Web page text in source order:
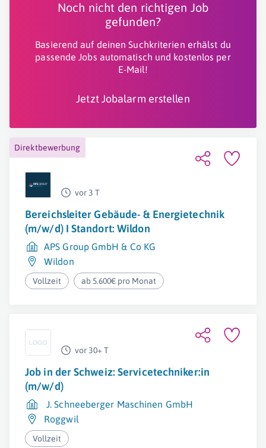
Noch nicht den richtigen Job
gefunden?
Basierend auf deinen Suchkriterien erhälst du
passende Jobs automatisch und kostenlos per
E-Mail!
Jetzt Jobalarm erstellen
Direktbewerbung
vor 3 T
Bereichsleiter Gebäude- & Energietechnik
(m/w/d) I Standort: Wildon
APS Group GmbH & Co KG
Wildon
Vollzeit ab 5.600€ pro Monat
vor 30+ T
Job in der Schweiz: Servicetechniker:in
(m/w/d)
J. Schneeberger Maschinen GmbH
Roggwil
Vollzeit